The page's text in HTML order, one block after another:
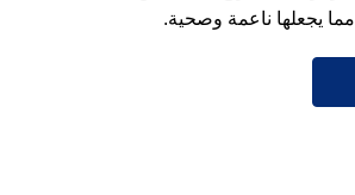
يجعلها ناعمة وصحية.